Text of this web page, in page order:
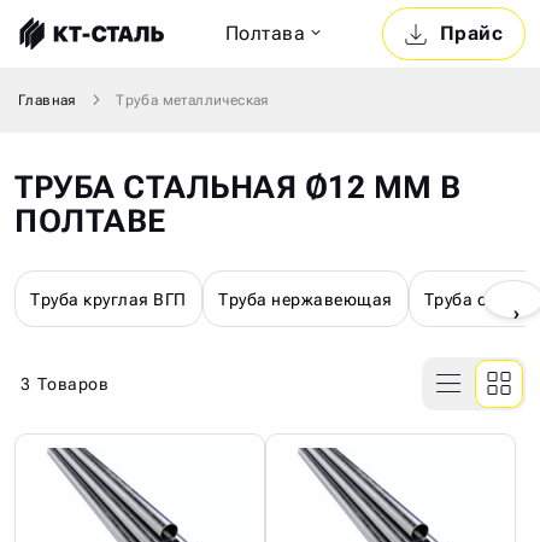
Прайс
Полтава
Главная Труба металлическая
ТРУБА СТАЛЬНАЯ Ø12 ММ В
ПОЛТАВЕ
Труба круглая ВГП Труба нержавеющая Труба
›
3 Товаров